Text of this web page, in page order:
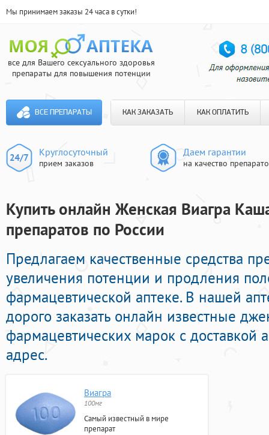
Мы принимаем заказы 24 часа в сутки!
все для Вашего сексуального здоровья
препараты для повышения потенции
ВСЕ ПРЕПАРАТЫ КАК ЗАКАЗАТЬ КАК ОПЛАТИТЬ
Круглосуточный
прием заказов
Даем гарантии
на качество
Купить онлайн Женская Виагра
препаратов по России
Предлагаем качественные средства
увеличения потенции и продления
фармацевтической аптеке. В нашей
дорого заказать онлайн известные
фармацевтических марок с доставкой
адрес.
Виагра
100мг
Самый известный в мире
препарат